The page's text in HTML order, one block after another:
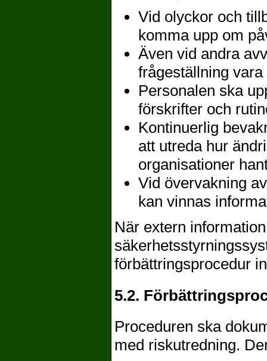
Vid olyckor och
komma upp om
Även vid andra
frågeställning
Personalen ska
förskrifter och
Kontinuerlig
att utreda hur
organisationer
Vid övervakning
kan vinnas
När extern
förbättringsprocedur
5.2.
Proceduren ska
med riskutredning.